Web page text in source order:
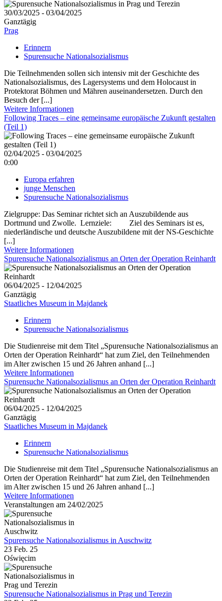
30/03/2025 - 03/04/2025
Ganztägig
Prag
Erinnern
Spurensuche Nationalsozialismus
Die Teilnehmenden sollen sich intensiv mit der Geschichte des
Nationalsozialismus, des Lagersystems und dem Holocaust in
Protektorat Böhmen und Mähren auseinandersetzen. Durch den
Besuch der [...]
Weitere Informationen
Following Traces – eine gemeinsame europäische Zukunft gestalten
(Teil 1)
02/04/2025 - 03/04/2025
0:00
Europa erfahren
junge Menschen
Spurensuche Nationalsozialismus
Zielgruppe: Das Seminar richtet sich an Auszubildende aus
Dortmund und Zwolle. Lernziele: Ziel des Seminars ist es,
niederländische und deutsche Auszubildene mit der NS-Geschichte
[...]
Weitere Informationen
Spurensuche Nationalsozialismus an Orten der Operation Reinhardt
06/04/2025 - 12/04/2025
Ganztägig
Staatliches Museum in Majdanek
Erinnern
Spurensuche Nationalsozialismus
Die Studienreise mit dem Titel „Spurensuche Nationalsozialismus an
Orten der Operation Reinhardt“ hat zum Ziel, den Teilnehmenden
im Alter zwischen 15 und 26 Jahren anhand [...]
Weitere Informationen
Spurensuche Nationalsozialismus an Orten der Operation Reinhardt
06/04/2025 - 12/04/2025
Ganztägig
Staatliches Museum in Majdanek
Erinnern
Spurensuche Nationalsozialismus
Die Studienreise mit dem Titel „Spurensuche Nationalsozialismus an
Orten der Operation Reinhardt“ hat zum Ziel, den Teilnehmenden
im Alter zwischen 15 und 26 Jahren anhand [...]
Weitere Informationen
Veranstaltungen am 24/02/2025
Spurensuche Nationalsozialismus in Auschwitz
23 Feb. 25
Oświęcim
Spurensuche Nationalsozialismus in Prag und Terezin